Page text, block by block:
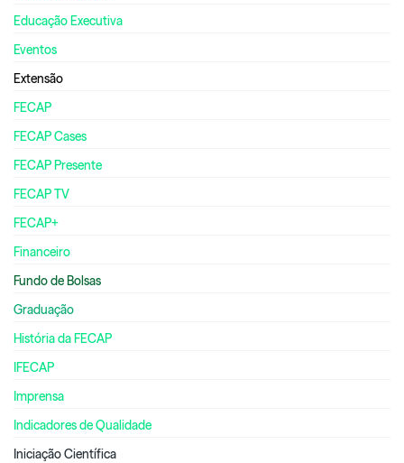
Educação Executiva
Eventos
Extensão
FECAP
FECAP Cases
FECAP Presente
FECAP TV
FECAP+
Financeiro
Fundo de Bolsas
Graduação
História da FECAP
IFECAP
Imprensa
Indicadores de Qualidade
Iniciação Científica